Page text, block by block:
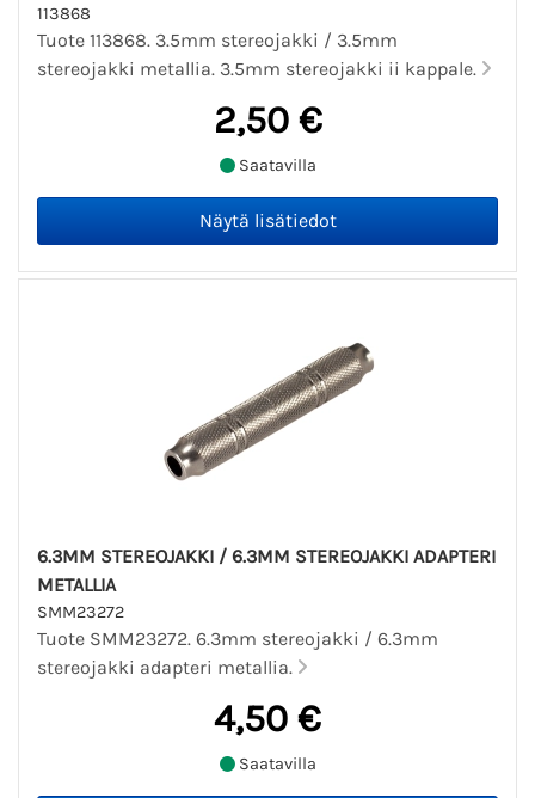
113868
Tuote 113868. 3.5mm stereojakki / 3.5mm
stereojakki metallia. 3.5mm stereojakki ii kappale.
2,50 €
Saatavilla
6.3MM STEREOJAKKI / 6.3MM STEREOJAKKI ADAPTERI
METALLIA
SMM23272
Tuote SMM23272. 6.3mm stereojakki / 6.3mm
stereojakki adapteri metallia.
4,50 €
Saatavilla